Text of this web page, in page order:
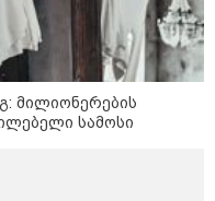
საიდანაც
ვიდეო ვირუსულად
დანარჩენი თქვენ
რამდენად
აქ ადამიანის
მილიონერების
სამოსი